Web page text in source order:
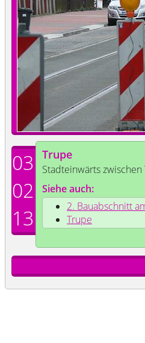
03
02
13
Trupe
Stadteinwärts
Siehe auch:
2. Bauabschnitt
Trupe